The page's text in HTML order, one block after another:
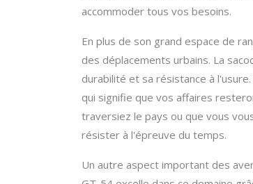
accommoder tous vos besoins.
En plus de son grand espace de
des déplacements urbains. La
durabilité et sa résistance à
qui signifie que vos affaires
traversiez le pays ou que vous
résister à l'épreuve du temps.
Un autre aspect important des